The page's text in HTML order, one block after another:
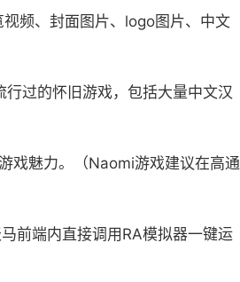
频、封面图片、logo图片、中文
过的怀旧游戏，包括大量中文汉
戏魅力。（Naomi游戏建议在高通
前端内直接调用RA模拟器一键运